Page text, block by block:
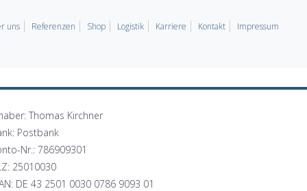
uns Referenzen Shop Logistik Karriere Kontakt Impressum
Thomas Kirchner
Postbank
Nr.: 786909301
25010030
DE 43 2501 0030 0786 9093 01